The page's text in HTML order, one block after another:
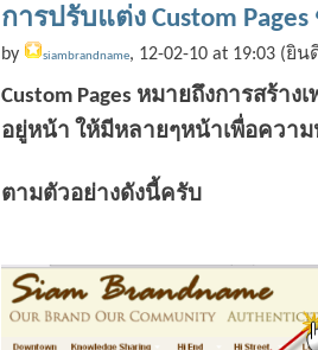
การปรับแต่ง Custom Pages
by siambrandname, 12-02-10 at 19:03 (ยิ
Custom Pages หมายถึงการสร้าง
อยู่หน้า ให้มีหลายๆหน้าเพื่อควา
ตามตัวอย่างดังนี้ครับ